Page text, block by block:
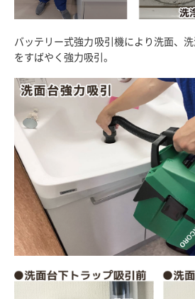
バッテリー式強力吸引機により洗面、
をすばやく強力吸引。